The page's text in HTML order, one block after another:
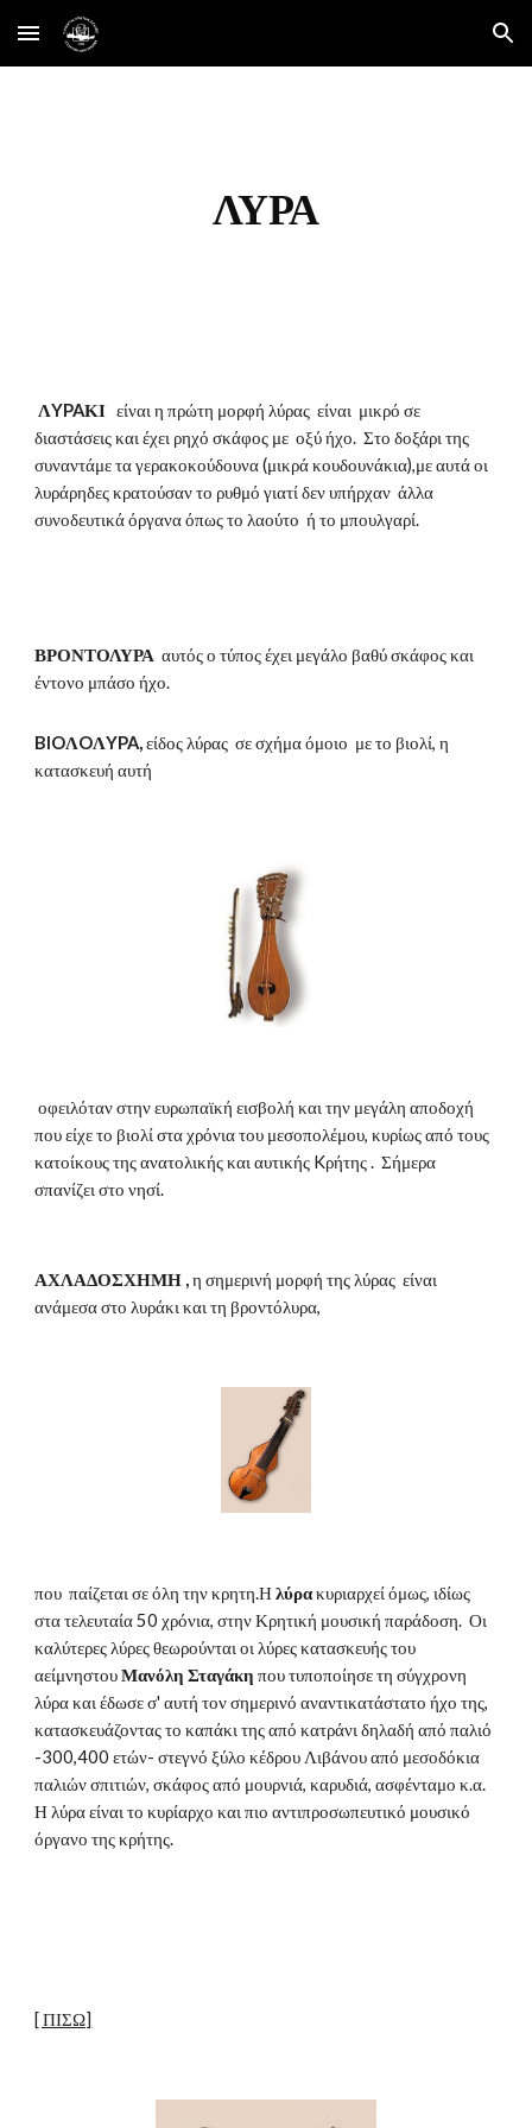
Skip to main content Skip to navigation
ΛΥΡΑ
ΛYPAΚΙ είναι η πρώτη μορφή λύρας  είναι  μικρό σε
διαστάσεις και έχει ρηχό σκάφος με  οξύ ήχο.  Στο δοξάρι της
συναντάμε τα γερακοκούδουνα (μικρά κουδουνάκια),με αυτά οι
λυράρηδες κρατούσαν το ρυθμό γιατί δεν υπήρχαν  άλλα
συνοδευτικά όργανα όπως το λαούτο  ή το μπουλγαρί.
ΒΡΟΝΤΟΛΥΡΑ αυτός ο τύπος έχει μεγάλο βαθύ σκάφος και
έντονο μπάσο ήχο.
BIOΛOΛYPA, είδος λύρας  σε σχήμα όμοιο  με το βιολί, η
κατασκευή αυτή
οφειλόταν στην ευρωπαϊκή εισβολή και την μεγάλη αποδοχή
που είχε το βιολί στα χρόνια του μεσοπολέμου, κυρίως από τους
κατοίκους της ανατολικής και αυτικής Kρήτης .  Σήμερα
σπανίζει στο νησί.
ΑΧΛΑΔΟΣΧΗΜΗ , η σημερινή μορφή της λύρας  είναι
ανάμεσα στο λυράκι και τη βροντόλυρα,
που  παίζεται σε όλη την κρητη.Η λύρα κυριαρχεί όμως, ιδίως
στα τελευταία 50 χρόνια, στην Κρητική μουσική παράδοση.  Οι
καλύτερες λύρες θεωρούνται οι λύρες κατασκευής του
αείμνηστου Μανόλη Σταγάκη που τυποποίησε τη σύγχρονη
λύρα και έδωσε σ' αυτή τον σημερινό αναντικατάστατο ήχο της,
κατασκευάζοντας το καπάκι της από κατράνι δηλαδή από παλιό
-300,400 ετών- στεγνό ξύλο κέδρου Λιβάνου από μεσοδόκια
παλιών σπιτιών, σκάφος από μουρνιά, καρυδιά, ασφένταμο κ.α.
Η λύρα είναι το κυρίαρχο και πιο αντιπροσωπευτικό μουσικό
όργανο της κρήτης.
[ ΠΙΣΩ]